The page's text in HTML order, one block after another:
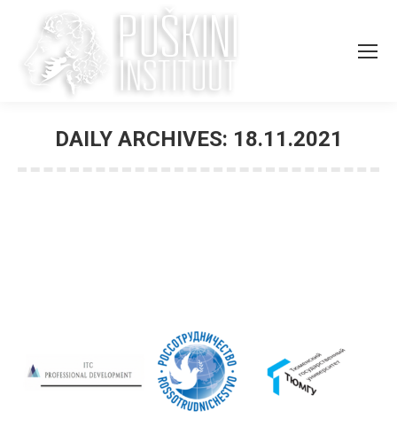
DAILY ARCHIVES: 18.11.2021